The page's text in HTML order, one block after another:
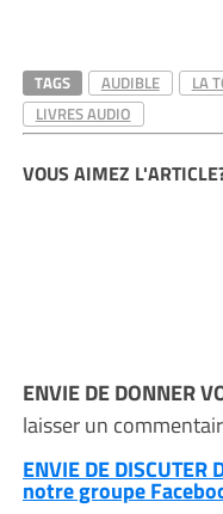
TAGS AUDIBLE
LA
LIVRES AUDIO
VOUS AIMEZ
ENVIE DE DONNER
laisser un
ENVIE DE DISCUTER
notre groupe